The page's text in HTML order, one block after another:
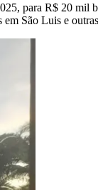
para R$ 20
São Luis e